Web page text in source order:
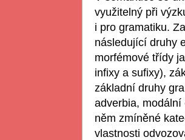
využitelný při
i pro gramatiku.
následující druhy
morfémové třídy
infixy a sufixy),
základní druhy
adverbia,
něm zmíněné
vlastnosti